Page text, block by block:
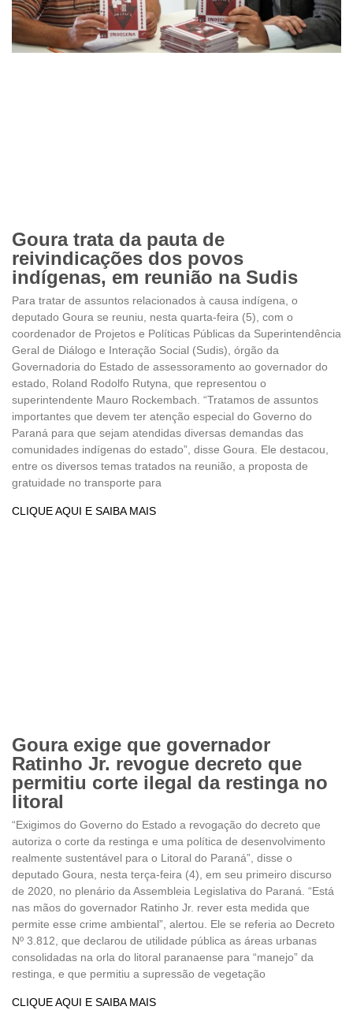
Goura trata da pauta de
reivindicações dos povos
indígenas, em reunião na Sudis
Para tratar de assuntos relacionados à causa indígena, o
deputado Goura se reuniu, nesta quarta-feira (5), com o
coordenador de Projetos e Políticas Públicas da Superintendência
Geral de Diálogo e Interação Social (Sudis), órgão da
Governadoria do Estado de assessoramento ao governador do
estado, Roland Rodolfo Rutyna, que representou o
superintendente Mauro Rockembach. “Tratamos de assuntos
importantes que devem ter atenção especial do Governo do
Paraná para que sejam atendidas diversas demandas das
comunidades indígenas do estado”, disse Goura. Ele destacou,
entre os diversos temas tratados na reunião, a proposta de
gratuidade no transporte para
CLIQUE AQUI E SAIBA MAIS
Goura exige que governador
Ratinho Jr. revogue decreto que
permitiu corte ilegal da restinga no
litoral
“Exigimos do Governo do Estado a revogação do decreto que
autoriza o corte da restinga e uma política de desenvolvimento
realmente sustentável para o Litoral do Paraná”, disse o
deputado Goura, nesta terça-feira (4), em seu primeiro discurso
de 2020, no plenário da Assembleia Legislativa do Paraná. “Está
nas mãos do governador Ratinho Jr. rever esta medida que
permite esse crime ambiental”, alertou. Ele se referia ao Decreto
Nº 3.812, que declarou de utilidade pública as áreas urbanas
consolidadas na orla do litoral paranaense para “manejo” da
restinga, e que permitiu a supressão de vegetação
CLIQUE AQUI E SAIBA MAIS